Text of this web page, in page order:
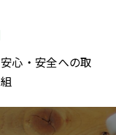
安心・安全への取
組